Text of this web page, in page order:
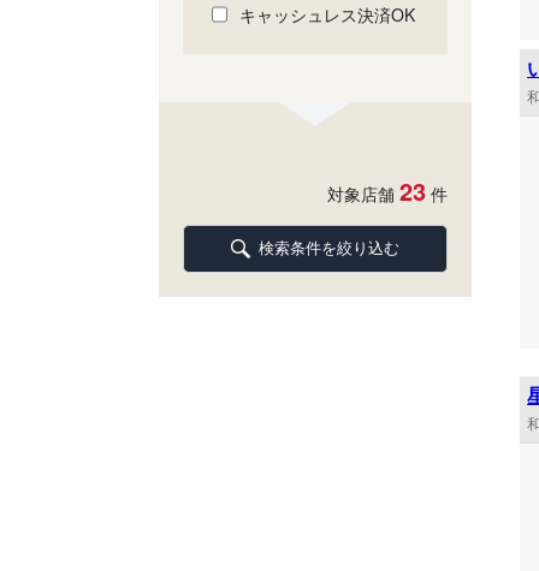
キャッシュレス決済OK
対象店舗 23 件
検索条件を絞り込む